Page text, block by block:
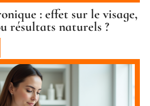
: effet sur le visage,
résultats naturels ?